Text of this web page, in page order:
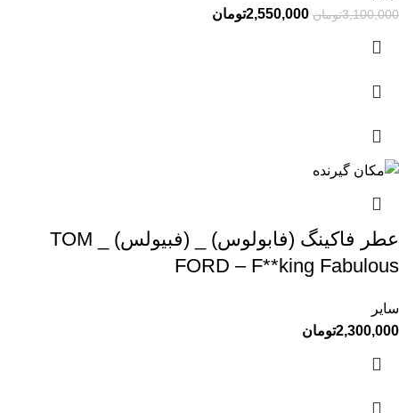
3,100,000تومان 2,550,000تومان
عطر فاکینگ (فابولوس) _ (فبیولس) _ TOM
FORD – F**king Fabulous
سایر
2,300,000تومان